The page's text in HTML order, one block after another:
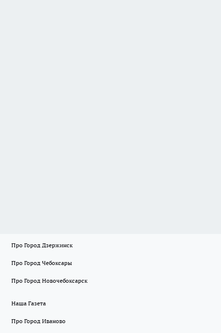
Про Город Дзержинск
Про Город Чебоксары
Про Город Новочебоксарск
Наша Газета
Про Город Иваново